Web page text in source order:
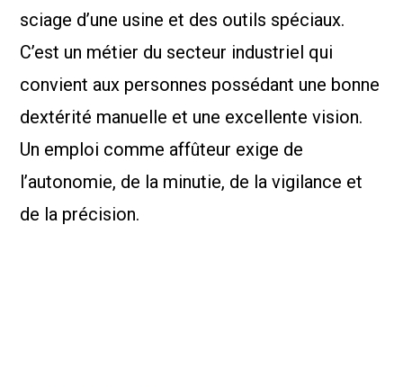
sciage d’une usine et des outils spéciaux.
C’est un métier du secteur industriel qui
convient aux personnes possédant une bonne
dextérité manuelle et une excellente vision.
Un emploi comme affûteur exige de
l’autonomie, de la minutie, de la vigilance et
de la précision.